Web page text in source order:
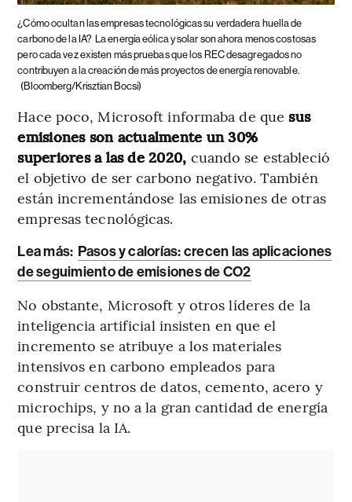
¿Cómo ocultan las empresas tecnológicas su verdadera huella de
carbono de la IA? La energía eólica y solar son ahora menos costosas
pero cada vez existen más pruebas que los REC desagregados no
contribuyen a la creación de más proyectos de energía renovable.
(Bloomberg/Krisztian Bocsi)
Hace poco, Microsoft informaba de que sus
emisiones son actualmente un 30%
superiores a las de 2020, cuando se estableció
el objetivo de ser carbono negativo. También
están incrementándose las emisiones de otras
empresas tecnológicas.
Lea más: Pasos y calorías: crecen las aplicaciones
de seguimiento de emisiones de CO2
No obstante, Microsoft y otros líderes de la
inteligencia artificial insisten en que el
incremento se atribuye a los materiales
intensivos en carbono empleados para
construir centros de datos, cemento, acero y
microchips, y no a la gran cantidad de energía
que precisa la IA.